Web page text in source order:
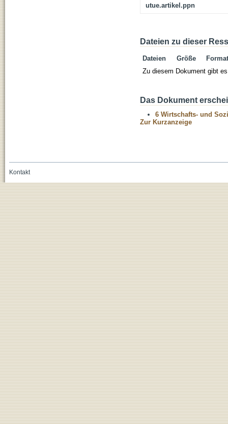
utue.artikel.ppn
Dateien zu dieser
Dateien Größe
Format
Zu diesem Dokument gibt
Das Dokument
6 Wirtschafts- und
Zur Kurzanzeige
Kontakt